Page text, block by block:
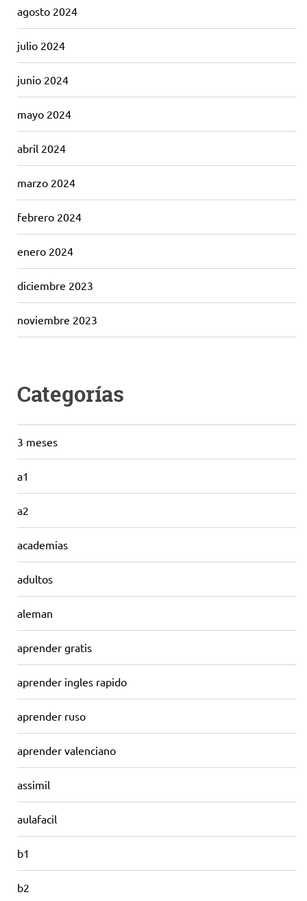
agosto 2024
julio 2024
junio 2024
mayo 2024
abril 2024
marzo 2024
febrero 2024
enero 2024
diciembre 2023
noviembre 2023
Categorías
3 meses
a1
a2
academias
adultos
aleman
aprender gratis
aprender ingles rapido
aprender ruso
aprender valenciano
assimil
aulafacil
b1
b2